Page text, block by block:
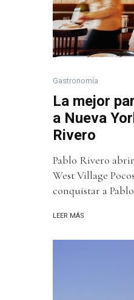
Gastronomía
La mejor
a Nueva
Rivero
Pablo Rivero
West Village
conquistar a
LEER MÁS